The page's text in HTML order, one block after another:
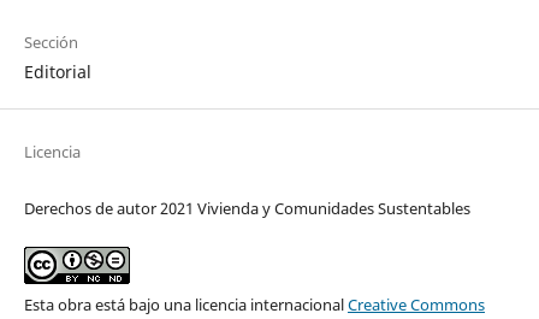
Sección
Editorial
Licencia
Derechos de autor 2021 Vivienda y Comunidades Sustentables
Esta obra está bajo una licencia internacionalCreative Commons